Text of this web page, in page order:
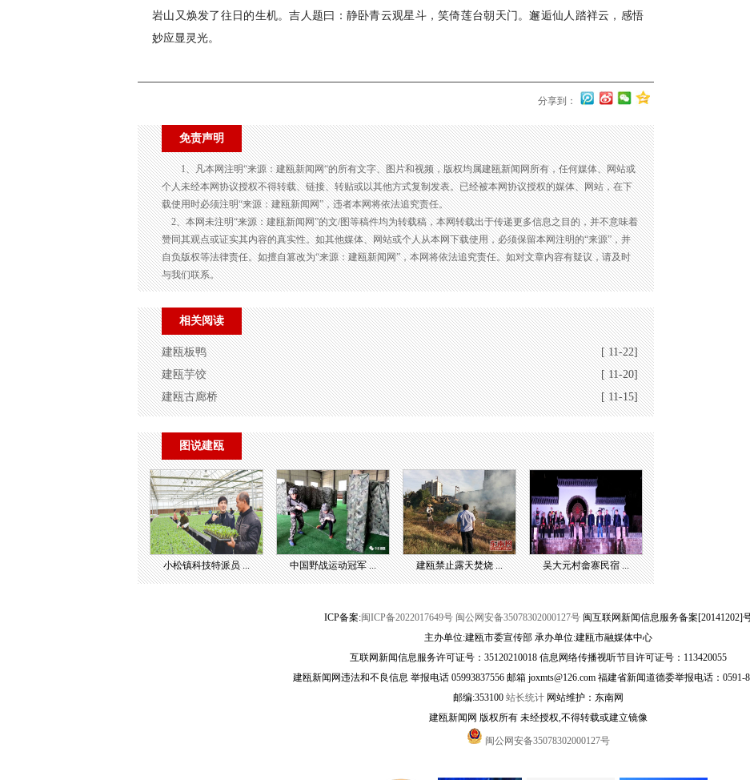
岩山又焕发了往日的生机。吉人题曰：静卧青云观星斗，笑倚莲台朝天门。邂逅仙人踏祥云，感悟
妙应显灵光。
分享到：
免责声明
1、凡本网注明“来源：建瓯新闻网“的所有文字、图片和视频，版权均属建瓯新闻网所有，任何媒体、网站或
个人未经本网协议授权不得转载、链接、转贴或以其他方式复制发表。已经被本网协议授权的媒体、网站，在下
载使用时必须注明“来源：建瓯新闻网”，违者本网将依法追究责任。
2、本网未注明“来源：建瓯新闻网”的文/图等稿件均为转载稿，本网转载出于传递更多信息之目的，并不意味着
赞同其观点或证实其内容的真实性。如其他媒体、网站或个人从本网下载使用，必须保留本网注明的“来源”，并
自负版权等法律责任。如擅自篡改为“来源：建瓯新闻网”，本网将依法追究责任。如对文章内容有疑议，请及时
与我们联系。
相关阅读
[ 11-22]
建瓯板鸭
[ 11-20]
建瓯芋饺
[ 11-15]
建瓯古廊桥
图说建瓯
小松镇科技特派员 ... 中国野战运动冠军 ... 建瓯禁止露天焚烧 ... 吴大元村畲寨民宿 ...
ICP备案:闽ICP备2022017649号 闽公网安备35078302000127号闽互联网新闻信息服务备案[20141202]
主办单位:建瓯市委宣传部 承办单位:建瓯市融媒体中心
互联网新闻信息服务许可证号：35120210018 信息网络传播视听节目许可证号：113420055
建瓯新闻网违法和不良信息 举报电话 05993837556 邮箱 joxmts@126.com 福建省新闻道德委举报电话：0591-
邮编:353100 站长统计网站维护：东南网
建瓯新闻网 版权所有 未经授权,不得转载或建立镜像
闽公网安备35078302000127号